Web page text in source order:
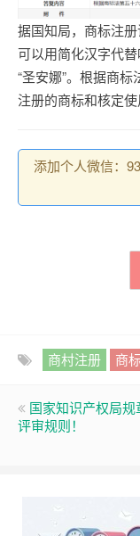
据国知局，商标注
可以用简化汉字代
“圣安娜”。根据商
注册的商标和核定使
添加个人微信：
商村注册 商
国家知识产权局
评审规则！